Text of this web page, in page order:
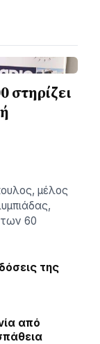
στηρίζει
μέλος
των 60
της
από